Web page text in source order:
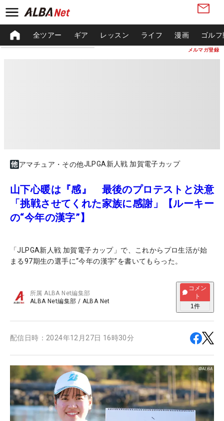
メルマガ登録
全ツアー ギア レッスン ライフ 漫画 ゴル
アマチュア・その他JLPGA新人戦 加賀電子カップ
山下心暖は『感』 最後のプロテストと決意
「挑戦させてくれた家族に感謝」【ルーキー
の“今年の漢字”】
「JLPGA新人戦 加賀電子カップ」で、これからプロ生活が始
まる97期生の選手に“今年の漢字”を書いてもらった。
所属ALBA Net編集部
ALBA Net編集部 / ALBA Net
コメン
ト
1件
配信日時： 2024年12月27日 16時30分